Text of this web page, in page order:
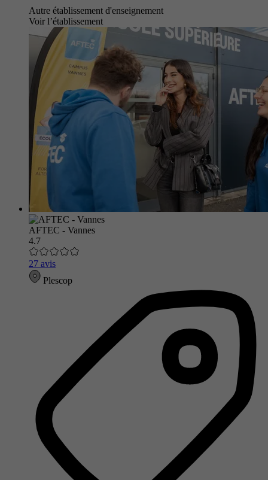
Autre établissement d'enseignement
Voir l’établissement
AFTEC - Vannes
4.7
27 avis
Plescop